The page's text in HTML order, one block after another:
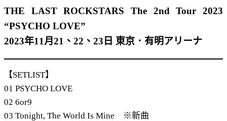
THE LAST ROCKSTARS The 2nd Tour 2023
“PSYCHO LOVE”
2023年11月21、22、23日 東京．有明アリーナ
【SETLIST】
01 PSYCHO LOVE
02 6or9
03 Tonight, The World Is Mine ※新曲